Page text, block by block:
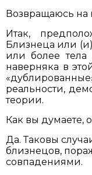
Возвращаюсь
Итак,
Близнеца или
или более тела
наверняка в
реальности,
теории.
Как вы думаете,
Да. Таковы
близнецов,
совпадениями.